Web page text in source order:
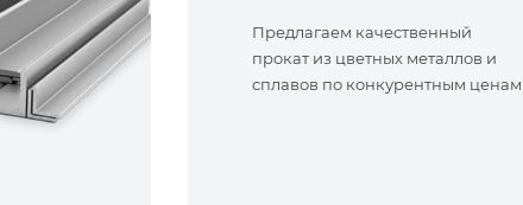
Предлагаем качественный
прокат из цветных металлов и
сплавов по конкурентным ценам.